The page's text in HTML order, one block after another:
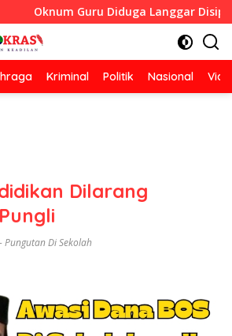
Guru Diduga Langgar Disiplin Jam
Kriminal Politik Nasional
Dilarang
-Pungutan Di Sekolah